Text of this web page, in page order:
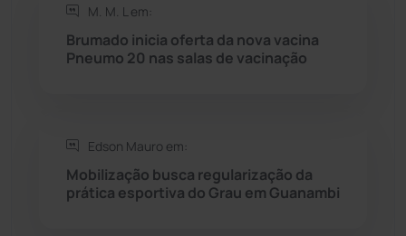
Rio do Pires
Sebastião Laranjeiras
M. M. L em:
Brumado inicia oferta da nova vacina
Pneumo 20 nas salas de vacinação
Edson Mauro em:
Mobilização busca regularização da
prática esportiva do Grau em Guanambi